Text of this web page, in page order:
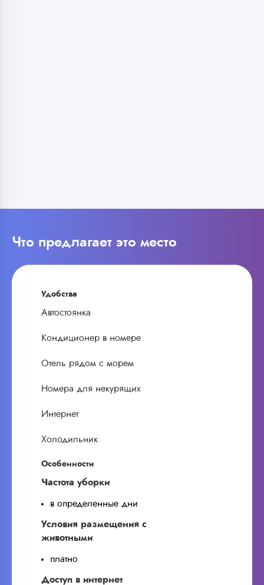
Что предлагает это место
Удобства
Автостоянка
Кондиционер в номере
Отель рядом с морем
Номера для некурящих
Интернет
Холодильник
Особенности
Частота уборки
в определенные дни
Условия размещения с
животными
платно
Доступ в интернет